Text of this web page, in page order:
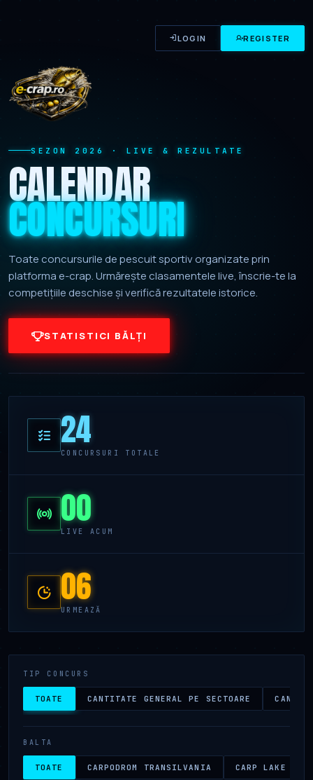
LOGIN REGISTER
SEZON 2026 · LIVE & REZULTATE
CALENDAR
CONCURSURI
Toate concursurile de pescuit sportiv organizate prin
platforma e-crap. Urmărește clasamentele live, înscrie-te la
competițiile deschise și verifică rezultatele istorice.
STATISTICI BĂLȚI
24
CONCURSURI TOTALE
00
LIVE ACUM
06
URMEAZĂ
TIP CONCURS
TOATE CANTITATE GENERAL PE SECTOARE
BALTA
TOATE CARPODROM TRANSILVANIA CARP LAKE